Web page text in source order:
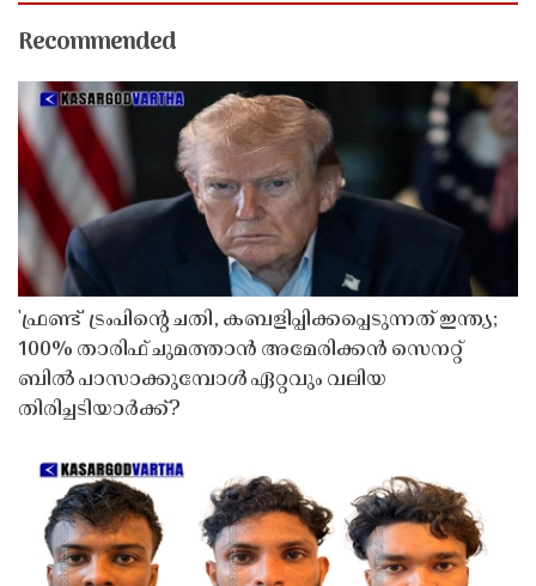
Recommended
'ഫ്രണ്ട്' ട്രംപിന്റെ ചതി, കബളിപ്പിക്കപ്പെടുന്നത് ഇന്ത്യ;
100% താരിഫ് ചുമത്താൻ അമേരിക്കൻ സെനറ്റ്
ബിൽ പാസാക്കുമ്പോൾ ഏറ്റവും വലിയ
തിരിച്ചടിയാർക്ക്?